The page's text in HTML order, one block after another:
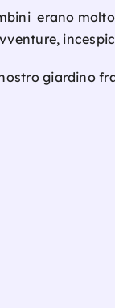
erano
giardino